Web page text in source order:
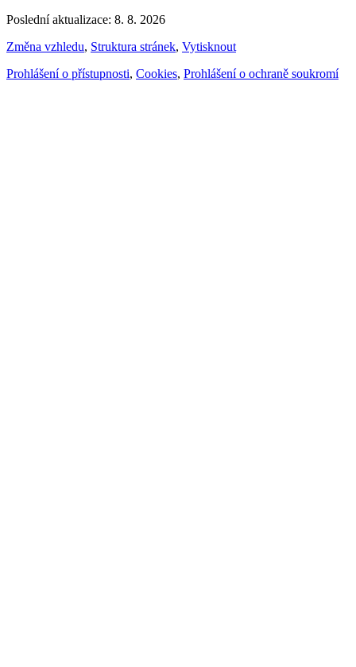
Poslední aktualizace: 8. 8. 2026
Změna vzhledu, Struktura stránek, Vytisknout
Prohlášení o přístupnosti, Cookies, Prohlášení o ochraně soukromí